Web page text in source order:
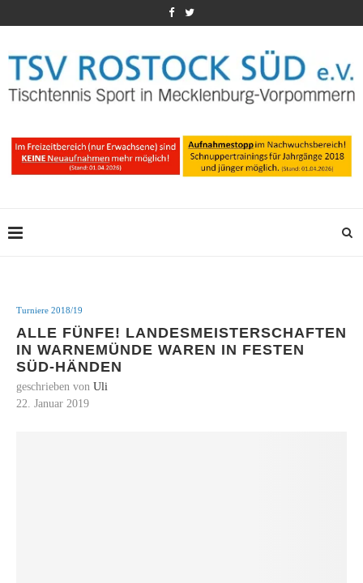
Turniere 2018/19
ALLE FÜNFE! LANDESMEISTERSCHAFTEN
IN WARNEMÜNDE WAREN IN FESTEN
SÜD-HÄNDEN
geschrieben von Uli
22. Januar 2019